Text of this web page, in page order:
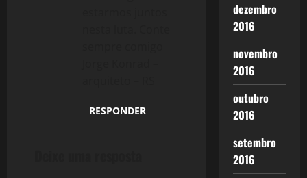
RESPONDER
dezembro
2016
novembro
2016
outubro
2016
setembro
2016